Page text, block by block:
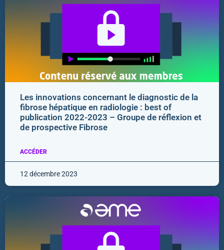
Les innovations concernant le diagnostic de la
fibrose hépatique en radiologie : best of
publication 2022-2023 – Groupe de réflexion et
de prospective Fibrose
ACCÉDER
12 décembre 2023